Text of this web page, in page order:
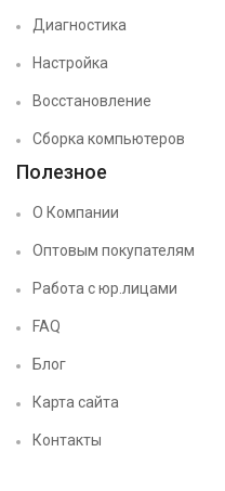
Диагностика
Настройка
Восстановление
Сборка компьютеров
Полезное
О Компании
Оптовым покупателям
Работа с юр.лицами
FAQ
Блог
Карта сайта
Контакты